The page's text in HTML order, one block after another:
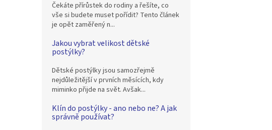
Čekáte přírůstek do rodiny a řešíte, co
vše si budete muset pořídit? Tento článek
je opět zaměřený n...
Jakou vybrat velikost dětské
postýlky?
Dětské postýlky jsou samozřejmě
nejdůležitější v prvních měsících, kdy
miminko přijde na svět. Avšak...
Klín do postýlky - ano nebo ne? A jak
správně používat?